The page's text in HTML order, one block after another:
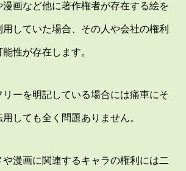
画など他に著作権者が存在する絵を
していた場合、その人や会社の権利
性が存在します。
リーを明記している場合には痛車にそ
しても全く問題ありません。
漫画に関連するキャラの権利には二